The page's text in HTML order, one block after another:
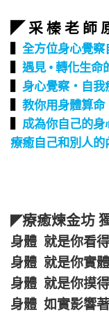
◤ 采 榛 老 師
▍ 全方位身心覺
▍ 遇見 • 轉化生
▍ 身心覺察‧自我
▍ 教你用身體算
▍ 成為你自己的身
療癒自己和別人的
◤療癒煉金坊
身體 就是你看
身體 就是你實
身體 就是你摸
身體 如實影響